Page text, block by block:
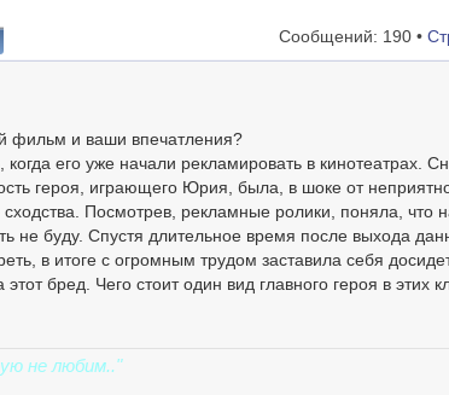
Сообщений: 190 •
фильм и ваши впечатления?
его уже начали рекламировать в кинотеатрах.
героя, играющего Юрия, была, в шоке от
Посмотрев, рекламные ролики, поняла, что
не буду. Спустя длительное время после выхода
в итоге с огромным трудом заставила себя
бред. Чего стоит один вид главного героя в этих
не любим.."